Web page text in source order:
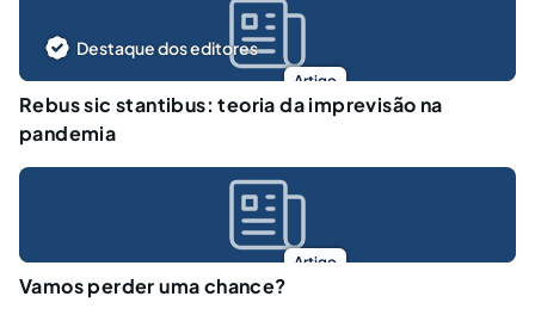
Artigo
Destaque dos editores
Rebus sic stantibus: teoria da imprevisão na
pandemia
Artigo
Vamos perder uma chance?